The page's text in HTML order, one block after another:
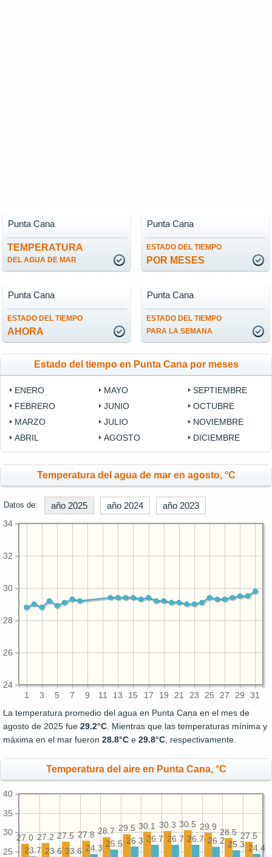
TEMPERATURA
DEL AGUA DE MAR
Punta Cana
ESTADO DEL TIEMPO
POR MESES
Punta Cana
ESTADO DEL TIEMPO
AHORA
Punta Cana
ESTADO DEL TIEMPO
PARA LA SEMANA
Punta Cana
Estado del tiempo en Punta Cana por meses
ENERO
FEBRERO
MARZO
ABRIL
MAYO
JUNIO
JULIO
AGOSTO
SEPTIEMBRE
OCTUBRE
NOVIEMBRE
DICIEMBRE
Temperatura del agua de mar en agosto, °C
Datos de: año 2025 año 2024 año 2023
1 3 5 7 9 11 13 15 17 19 21 23 25 27 29 31
24
26
28
30
32
34
La temperatura promedio del agua en Punta Cana en el mes de
agosto de 2025 fue 29.2°C . Mientras que las temperaturas mínima y
máxima en el mar fueron 28.8°C e 29.8°C , respectivamente.
Temperatura del aire en Punta Cana, °C
25
30
35
40
27.5
28.5
29.9
30.5
30.3
30.1
29.5
28.7
27.8
27.5
27.2
27.0
24.4
25.3
26.2
26.7
26.7
26.7
26.3
25.5
24.3
23.6
23.6
23.7